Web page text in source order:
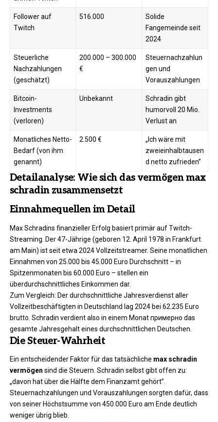
Follower auf
Twitch
516.000
Solide
Fangemeinde seit
2024
Steuerliche
Nachzahlungen
(geschätzt)
200.000 – 300.000
€
Steuernachzahlun
gen und
Vorauszahlungen
Bitcoin-
Investments
(verloren)
Unbekannt
Schradin gibt
humorvoll 20 Mio.
Verlust an
Monatliches Netto-
Bedarf (von ihm
genannt)
2.500 €
„Ich wäre mit
zweieinhalbtausen
d netto zufrieden”
Detailanalyse: Wie sich das vermögen max
schradin zusammensetzt
Einnahmequellen im Detail
Max Schradins finanzieller Erfolg basiert primär auf Twitch-
Streaming. Der 47-Jährige (geboren 12. April 1978 in Frankfurt
am Main) ist seit etwa 2024 Vollzeitstreamer. Seine monatlichen
Einnahmen von 25.000 bis 45.000 Euro Durchschnitt – in
Spitzenmonaten bis 60.000 Euro – stellen ein
überdurchschnittliches Einkommen dar.
Zum Vergleich: Der durchschnittliche Jahresverdienst aller
Vollzeitbeschäftigten in Deutschland lag 2024 bei 62.235 Euro
brutto. Schradin verdient also in einem Monat примерно das
gesamte Jahresgehalt eines durchschnittlichen Deutschen.
Die Steuer-Wahrheit
Ein entscheidender Faktor für das tatsächliche max schradin
vermögen sind die Steuern. Schradin selbst gibt offen zu:
„davon hat über die Hälfte dem Finanzamt gehört”.
Steuernachzahlungen und Vorauszahlungen sorgten dafür, dass
von seiner Höchstsumme von 450.000 Euro am Ende deutlich
weniger übrig blieb.